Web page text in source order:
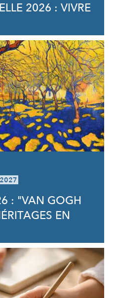
2026 : VIVRE
: "VAN GOGH
EN